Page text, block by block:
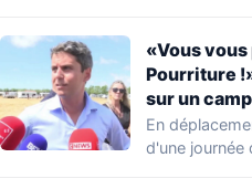
«Vous
Pourriture
sur un
du voyage
En
d'une journée